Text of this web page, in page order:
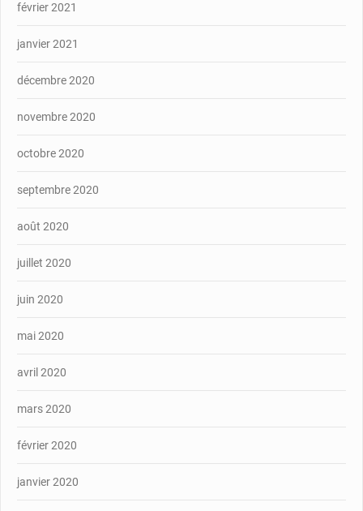
février 2021
janvier 2021
décembre 2020
novembre 2020
octobre 2020
septembre 2020
août 2020
juillet 2020
juin 2020
mai 2020
avril 2020
mars 2020
février 2020
janvier 2020